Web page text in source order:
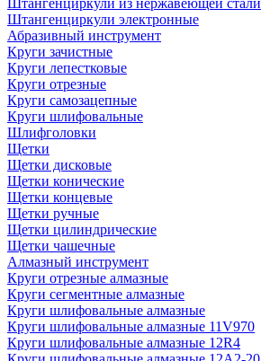
Штангенциркули из нержавеющей стали
Штангенциркули электронные
Абразивный инструмент
Круги зачистные
Круги лепестковые
Круги отрезные
Круги самозацепные
Круги шлифовальные
Шлифголовки
Щетки
Щетки дисковые
Щетки конические
Щетки концевые
Щетки ручные
Щетки цилиндрические
Щетки чашечные
Алмазный инструмент
Круги отрезные алмазные
Круги сегментные алмазные
Круги шлифовальные алмазные
Круги шлифовальные алмазные 11V970
Круги шлифовальные алмазные 12R4